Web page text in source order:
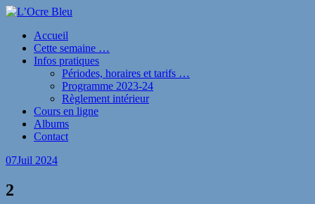
Accueil
Cette semaine …
Infos pratiques
Périodes, horaires et tarifs …
Programme 2023-24
Règlement intérieur
Cours en ligne
Albums
Contact
07Juil 2024
2